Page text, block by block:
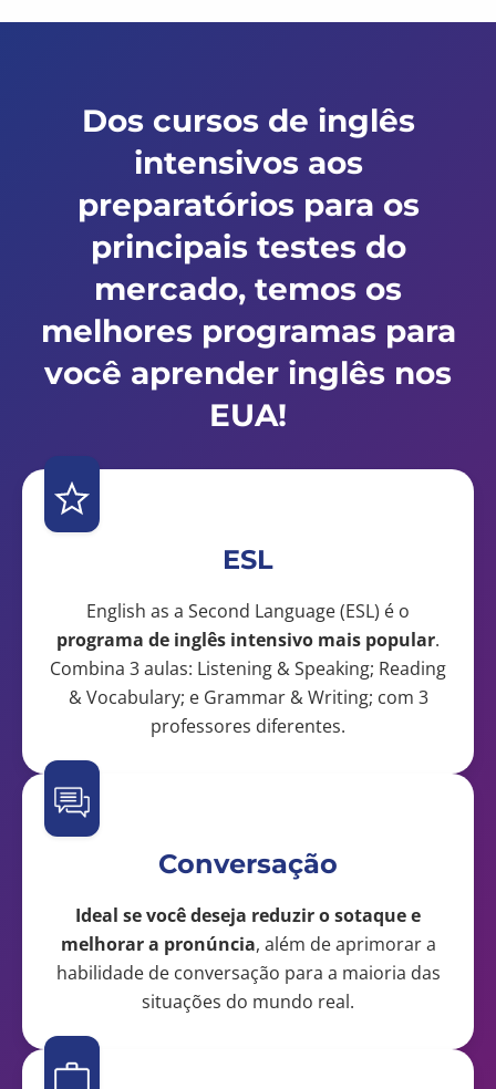
Dos cursos de inglês
intensivos aos
preparatórios para os
principais testes do
mercado, temos os
melhores programas para
você aprender inglês nos
EUA!
ESL
English as a Second Language (ESL) é o
programa de inglês intensivo mais popular.
Combina 3 aulas: Listening & Speaking; Reading
& Vocabulary; e Grammar & Writing; com 3
professores diferentes.
Conversação
Ideal se você deseja reduzir o sotaque e
melhorar a pronúncia, além de aprimorar a
habilidade de conversação para a maioria das
situações do mundo real.